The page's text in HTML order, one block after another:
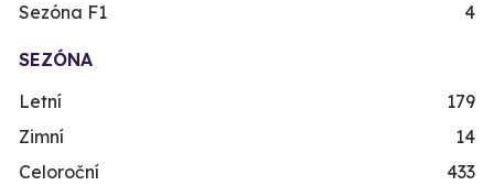
Sezóna F1
4
SEZÓNA
Letní
179
Zimní
14
Celoroční
433